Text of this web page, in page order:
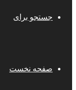
جستجو برای
صفحه نخست